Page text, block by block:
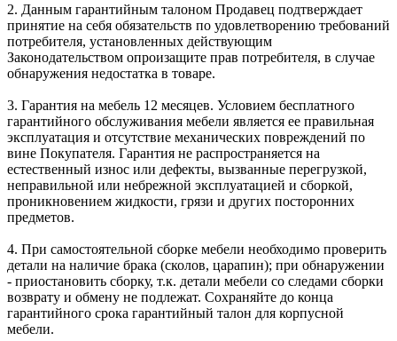
2. Данным гарантийным талоном Продавец подтверждает
принятие на себя обязательств по удовлетворению требований
потребителя, установленных действующим
Законодательством опроизащите прав потребителя, в случае
обнаружения недостатка в товаре.
3. Гарантия на мебель 12 месяцев. Условием бесплатного
гарантийного обслуживания мебели является ее правильная
эксплуатация и отсутствие механических повреждений по
вине Покупателя. Гарантия не распространяется на
естественный износ или дефекты, вызванные перегрузкой,
неправильной или небрежной эксплуатацией и сборкой,
проникновением жидкости, грязи и других посторонних
предметов.
4. При самостоятельной сборке мебели необходимо проверить
детали на наличие брака (сколов, царапин); при обнаружении
- приостановить сборку, т.к. детали мебели со следами сборки
возврату и обмену не подлежат. Сохраняйте до конца
гарантийного срока гарантийный талон для корпусной
мебели.